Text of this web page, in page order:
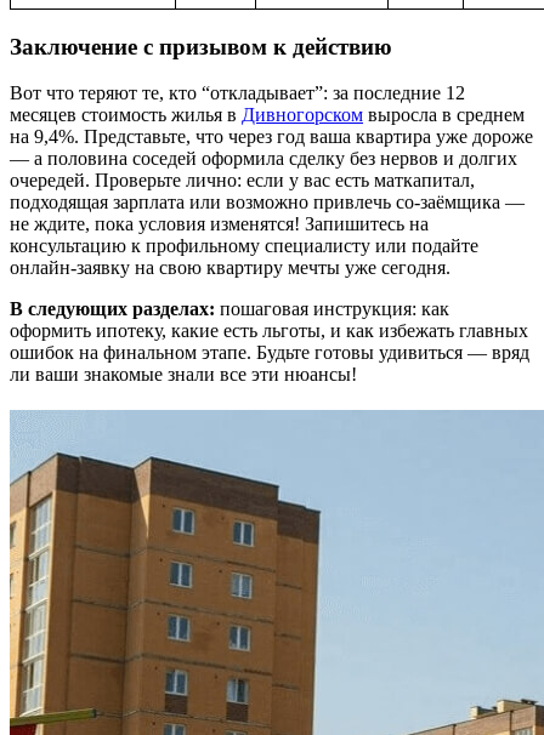
Заключение с призывом к действию
Вот что теряют те, кто “откладывает”: за последние 12
месяцев стоимость жилья в Дивногорском выросла в среднем
на 9,4%. Представьте, что через год ваша квартира уже дороже
— а половина соседей оформила сделку без нервов и долгих
очередей. Проверьте лично: если у вас есть маткапитал,
подходящая зарплата или возможно привлечь со-заёмщика —
не ждите, пока условия изменятся! Запишитесь на
консультацию к профильному специалисту или подайте
онлайн-заявку на свою квартиру мечты уже сегодня.
В следующих разделах: пошаговая инструкция: как
оформить ипотеку, какие есть льготы, и как избежать главных
ошибок на финальном этапе. Будьте готовы удивиться — вряд
ли ваши знакомые знали все эти нюансы!